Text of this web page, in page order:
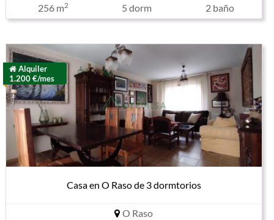
256 m2 5 dorm 2 baño
Alquiler
1.200 €/mes
Casa en O Raso de 3 dormtorios
O Raso